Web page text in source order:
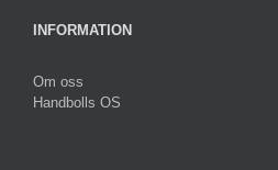
INFORMATION
Om oss
Handbolls OS